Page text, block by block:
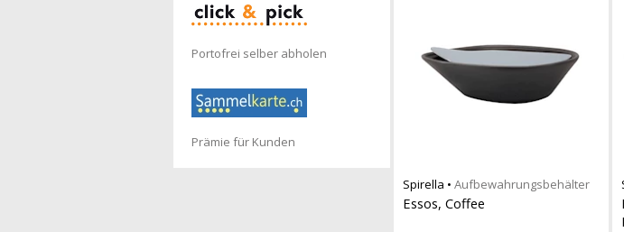
Portofrei selber abholen
Prämie für Kunden
Spirella • Aufbewahrungsbehälter
Essos, Coffee